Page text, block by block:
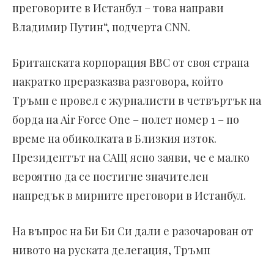
преговорите в Истанбул – това направи
Владимир Путин“, подчерта CNN.
Британската корпорация BBC от своя страна
накратко преразказва разговора, който
Тръмп е провел с журналисти в четвъртък на
борда на Air Force One – полет номер 1 – по
време на обиколката в Близкия изток.
Президентът на САЩ ясно заяви, че е малко
вероятно да се постигне значителен
напредък в мирните преговори в Истанбул.
На въпрос на Би Би Си дали е разочарован от
нивото на руската делегация, Тръмп